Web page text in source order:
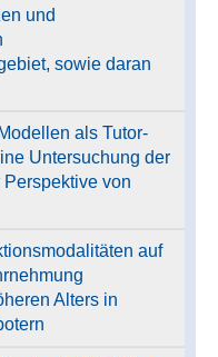
und
sowie daran
als Tutor-
Untersuchung der
von
auf
Alters in